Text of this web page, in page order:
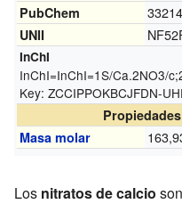
PubChem
UNII
InChI
InChI=InChI=1S/Ca.2NO3/
Key:ZCCIPPOKBCJFDN-
Masa molar
Los nitratos de calcio